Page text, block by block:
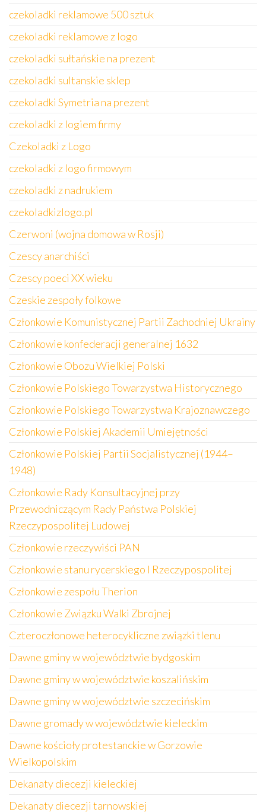
czekoladki reklamowe 500 sztuk
czekoladki reklamowe z logo
czekoladki sułtańskie na prezent
czekoladki sultanskie sklep
czekoladki Symetria na prezent
czekoladki z logiem firmy
Czekoladki z Logo
czekoladki z logo firmowym
czekoladki z nadrukiem
czekoladkizlogo.pl
Czerwoni (wojna domowa w Rosji)
Czescy anarchiści
Czescy poeci XX wieku
Czeskie zespoły folkowe
Członkowie Komunistycznej Partii Zachodniej Ukrainy
Członkowie konfederacji generalnej 1632
Członkowie Obozu Wielkiej Polski
Członkowie Polskiego Towarzystwa Historycznego
Członkowie Polskiego Towarzystwa Krajoznawczego
Członkowie Polskiej Akademii Umiejętności
Członkowie Polskiej Partii Socjalistycznej (1944–
1948)
Członkowie Rady Konsultacyjnej przy
Przewodniczącym Rady Państwa Polskiej
Rzeczypospolitej Ludowej
Członkowie rzeczywiści PAN
Członkowie stanu rycerskiego I Rzeczypospolitej
Członkowie zespołu Therion
Członkowie Związku Walki Zbrojnej
Czteroczłonowe heterocykliczne związki tlenu
Dawne gminy w województwie bydgoskim
Dawne gminy w województwie koszalińskim
Dawne gminy w województwie szczecińskim
Dawne gromady w województwie kieleckim
Dawne kościoły protestanckie w Gorzowie
Wielkopolskim
Dekanaty diecezji kieleckiej
Dekanaty diecezji tarnowskiej